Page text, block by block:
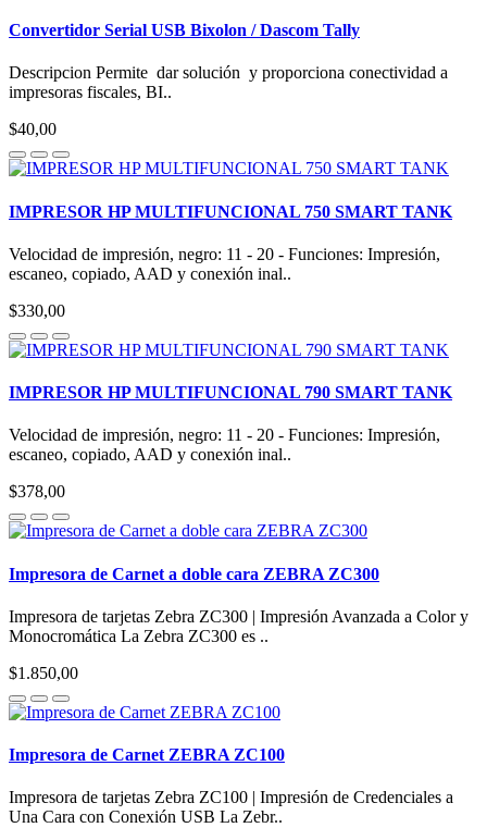
Convertidor Serial USB Bixolon / Dascom Tally
Descripcion Permite dar solución y proporciona conectividad a
impresoras fiscales, BI..
$40,00
IMPRESOR HP MULTIFUNCIONAL 750 SMART TANK
Velocidad de impresión, negro: 11 - 20 - Funciones: Impresión,
escaneo, copiado, AAD y conexión inal..
$330,00
IMPRESOR HP MULTIFUNCIONAL 790 SMART TANK
Velocidad de impresión, negro: 11 - 20 - Funciones: Impresión,
escaneo, copiado, AAD y conexión inal..
$378,00
Impresora de Carnet a doble cara ZEBRA ZC300
Impresora de tarjetas Zebra ZC300 | Impresión Avanzada a Color y
Monocromática La Zebra ZC300 es ..
$1.850,00
Impresora de Carnet ZEBRA ZC100
Impresora de tarjetas Zebra ZC100 | Impresión de Credenciales a
Una Cara con Conexión USB La Zebr..